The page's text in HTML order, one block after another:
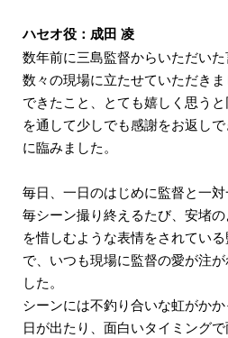
ハセオ役：成田 凌
数年前に三島監督からいただい
数々の現場に立たせていただき
できたこと、とても嬉しく思う
を通して少しでも感謝をお返し
に臨みました。
毎日、一日のはじめに監督と一対
毎シーン撮り終えるたび、安堵
を惜しむような表情をされてい
で、いつも現場に監督の愛が注
した。
シーンには不釣り合いな虹がか
日が出たり、面白いタイミング